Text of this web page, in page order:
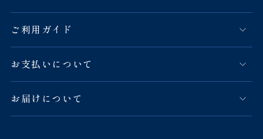
ご利用ガイド
お支払いについて
お届けについて